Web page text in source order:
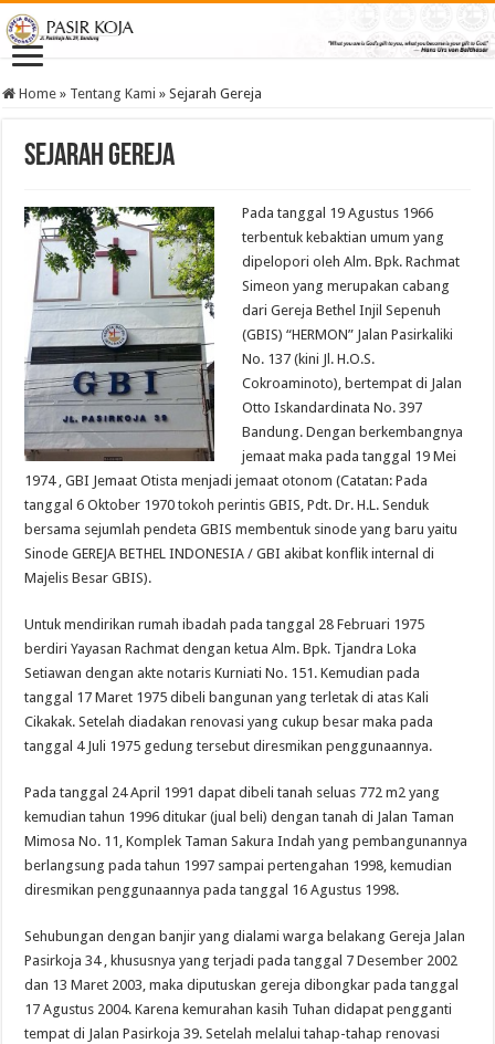
Home » Tentang Kami » Sejarah Gereja
Sejarah Gereja
Pada tanggal 19 Agustus 1966
terbentuk kebaktian umum yang
dipelopori oleh Alm. Bpk. Rachmat
Simeon yang merupakan cabang
dari Gereja Bethel Injil Sepenuh
(GBIS) “HERMON” Jalan Pasirkaliki
No. 137 (kini Jl. H.O.S.
Cokroaminoto), bertempat di Jalan
Otto Iskandardinata No. 397
Bandung. Dengan berkembangnya
jemaat maka pada tanggal 19 Mei
1974 , GBI Jemaat Otista menjadi jemaat otonom (Catatan: Pada
tanggal 6 Oktober 1970 tokoh perintis GBIS, Pdt. Dr. H.L. Senduk
bersama sejumlah pendeta GBIS membentuk sinode yang baru yaitu
Sinode GEREJA BETHEL INDONESIA / GBI akibat konflik internal di
Majelis Besar GBIS).
Untuk mendirikan rumah ibadah pada tanggal 28 Februari 1975
berdiri Yayasan Rachmat dengan ketua Alm. Bpk. Tjandra Loka
Setiawan dengan akte notaris Kurniati No. 151. Kemudian pada
tanggal 17 Maret 1975 dibeli bangunan yang terletak di atas Kali
Cikakak. Setelah diadakan renovasi yang cukup besar maka pada
tanggal 4 Juli 1975 gedung tersebut diresmikan penggunaannya.
Pada tanggal 24 April 1991 dapat dibeli tanah seluas 772 m2 yang
kemudian tahun 1996 ditukar (jual beli) dengan tanah di Jalan Taman
Mimosa No. 11, Komplek Taman Sakura Indah yang pembangunannya
berlangsung pada tahun 1997 sampai pertengahan 1998, kemudian
diresmikan penggunaannya pada tanggal 16 Agustus 1998.
Sehubungan dengan banjir yang dialami warga belakang Gereja Jalan
Pasirkoja 34 , khususnya yang terjadi pada tanggal 7 Desember 2002
dan 13 Maret 2003, maka diputuskan gereja dibongkar pada tanggal
17 Agustus 2004. Karena kemurahan kasih Tuhan didapat pengganti
tempat di Jalan Pasirkoja 39. Setelah melalui tahap-tahap renovasi